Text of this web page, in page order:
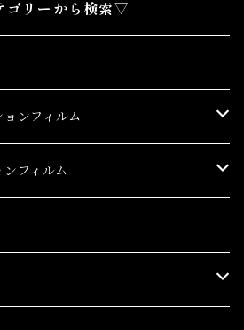
リーから検索▽
ンフィルム
フィルム